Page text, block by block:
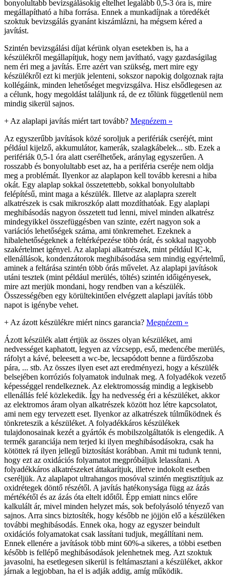
bonyolultabb bevizsgálásokig eltelhet legalább 0,5-3 óra is, mire
megállapítható a hiba forrása. Ennek a munkadíjnak a töredékét
szoktuk bevizsgálás gyanánt kiszámlázni, ha mégsem kéred a
javítást.
Szintén bevizsgálási díjat kérünk olyan esetekben is, ha a
készülékről megállapítjuk, hogy nem javítható, vagy gazdaságilag
nem éri meg a javítás. Erre azért van szükség, mert mire egy
készülékről ezt ki merjük jelenteni, sokszor napokig dolgoznak rajta
kollégáink, minden lehetőséget megvizsgálva. Hisz elsődlegesen az
a célunk, hogy megoldást találjunk rá, de ez tőlünk függetlenül nem
mindig sikerül sajnos.
+ Az alaplapi javítás miért tart tovább? Megnézem »
Az egyszerűbb javítások közé soroljuk a perifériák cseréjét, mint
például kijelző, akkumulátor, kamerák, szalagkábelek... stb. Ezek a
perifériák 0,5-1 óra alatt cserélhetőek, aránylag egyszerűen. A
rosszabb és bonyolultabb eset az, ha a periféria cseréje nem oldja
meg a problémát. Ilyenkor az alaplapon kell tovább keresni a hiba
okát. Egy alaplap sokkal összetettebb, sokkal bonyolultabb
felépítésű, mint maga a készülék. Illetve az alaplapra szerelt
alkatrészek is csak mikroszkóp alatt mozdíthatóak. Egy alaplapi
meghibásodás nagyon összetett tud lenni, mivel minden alkatrész
mindegyikkel összefüggésben van szinte, ezért nagyon sok a
variációs lehetőségek száma, ami tönkremehet. Ezeknek a
hibalehetőségeknek a feltérképezése több órát, és sokkal nagyobb
szakértelmet igényel. Az alaplapi alkatrészek, mint például IC-k,
ellenállások, kondenzátorok meghibásodása sem mindig egyértelmű,
aminek a feltárása szintén több órás művelet. Az alaplapi javítások
utáni tesztek (mint például merülés, töltés) szintén időigényesek,
mire azt merjük mondani, hogy rendben van a készülék.
Összességében egy körültekintően elvégzett alaplapi javítás több
napot is igénybe vehet.
+ Az ázott készülékre miért nincs garancia? Megnézem »
Ázott készülék alatt értjük az összes olyan készüléket, ami
nedvességet kaphatott, legyen az vízcsepp, eső, medencébe merülés,
ráfolyt a kávé, beleesett a wc-be, lecsapódott benne a fürdőszoba
pára, ... stb. Az összes ilyen eset azt eredményezi, hogy a készülék
belsejében korróziós folyamatok indulnak meg. A folyadékok vezető
képességgel rendelkeznek. Az elektromosság mindig a legkisebb
ellenállás felé közlekedik. Így ha nedvesség éri a készüléket, akkor
az elektromos áram olyan alkatrészek között hoz létre kapcsolatot,
ami nem egy tervezett eset. Ilyenkor az alkatrészek túlműködnek és
tönkreteszik a készüléket. A folyadékkáros készülékek
tulajdonosainak kezét a gyártók és mobilszolgáltatók is elengedik. A
termék garanciája nem terjed ki ilyen meghibásodásokra, csak ha
kötöttek rá ilyen jellegű biztosítást korábban. Amit mi tudunk tenni,
hogy ezt az oxidációs folyamatot megpróbáljuk lelassítani. A
folyadékkáros alkatrészeket áttakarítjuk, illetve indokolt esetben
cseréljük. Az alaplapot ultrahangos mosóval szintén megtisztítjuk az
oxidrétegek döntő részétől. A javítás hatékonysága függ az ázás
mértékétől és az ázás óta eltelt időtől. Épp emiatt nincs előre
kalkulált ár, mivel minden helyzet más, sok befolyásoló tényező van
sajnos. Arra sincs biztosíték, hogy később ne jöjjön elő a készüléken
további meghibásodás. Ennek oka, hogy az egyszer beindult
oxidációs folyamatokat csak lassítani tudjuk, megállítani nem.
Ennek ellenére a javítások több mint 60%-a sikeres, a többi esetben
később is fellépő meghibásodások jelenhetnek meg. Azt szoktuk
javasolni, ha esetlegesen sikerül is feltámasztani a készüléket, akkor
járnak a legjobban, ha el is adják addig, amíg működik.